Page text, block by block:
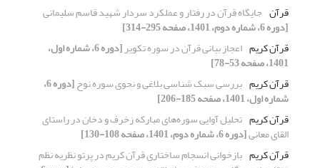
قرآن جایگاه قرآن در رفتار و عملکرد سردار شهید قاسم سلیمانی
[دوره 6، شماره دوم، 1401، صفحه 295-314]
قرآن کریم اعجاز بیانی قرآن در سوره تکویر [دوره 6، شماره اول،
1401، صفحه 53-78]
قرآن کریم بررسی سبک شناسی بلاغی و نحوی سوره نوح [دوره 6،
شماره اول، 1401، صفحه 185-206]
قرآن کریم تحلیل آوایی سوره‌های مبارکه زخرف و دخان در راستای
القای معانی[دوره 6، شماره دوم، 1401، صفحه 108-130]
قرآن کریم بازخوانی انسجام ساختاری قرآن کریم در پرتو نظریه نظم